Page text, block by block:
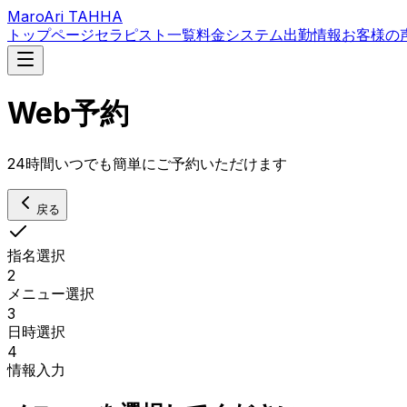
MaroAri TAHHA
トップページセラピスト一覧料金システム出勤情報お客様の
Web予約
24時間いつでも簡単にご予約いただけます
戻る
指名選択
2
メニュー選択
3
日時選択
4
情報入力